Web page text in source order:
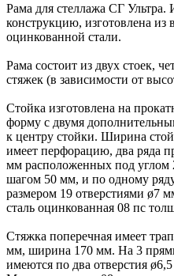
Рама для стеллажа СГ
конструкцию, изготовлена из
оцинкованной стали.
Рама состоит из двух стоек,
стяжек (в зависимости от
Стойка изготовлена на
форму с двумя
к центру стойки. Ширина
имеет перфорацию, два ряда
мм расположенных под углом
шагом 50 мм, и по одному
размером 19 отверстиями ø7
сталь оцинкованная 08 пс
Стяжка поперечная имеет
мм, ширина 170 мм. На 3
имеются по два отверстия